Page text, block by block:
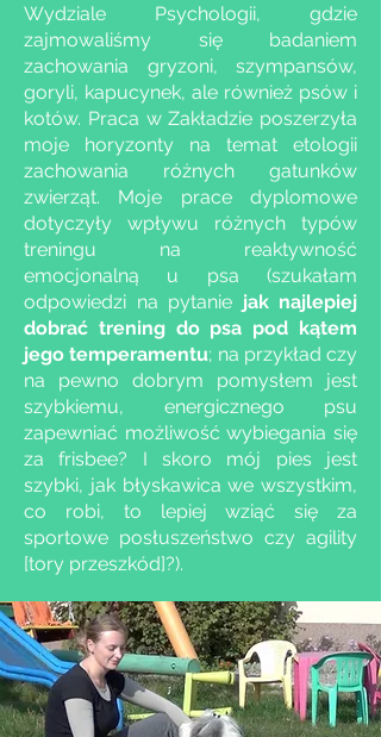
Wydziale Psychologii, gdzie
zajmowaliśmy się badaniem
zachowania gryzoni, szympansów,
goryli, kapucynek, ale również psów i
kotów. Praca w Zakładzie poszerzyła
moje horyzonty na temat etologii
zachowania różnych gatunków
zwierząt. Moje prace dyplomowe
dotyczyły wpływu różnych typów
treningu na reaktywność
emocjonalną u psa (szukałam
odpowiedzi na pytanie jak najlepiej
dobrać trening do psa pod kątem
jego temperamentu; na przykład czy
na pewno dobrym pomysłem jest
szybkiemu, energicznego psu
zapewniać możliwość wybiegania się
za frisbee? I skoro mój pies jest
szybki, jak błyskawica we wszystkim,
co robi, to lepiej wziąć się za
sportowe posłuszeństwo czy agility
[tory przeszkód]?).